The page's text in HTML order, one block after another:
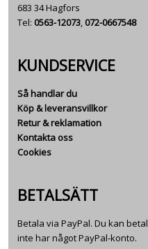
683 34 Hagfors
Tel: 0563-12073,072-0667548
KUNDSERVICE
Så handlar du
Köp & leveransvillkor
Retur & reklamation
Kontakta oss
Cookies
BETALSÄTT
Betala via PayPal. Du kan
inte har något PayPal-konto.